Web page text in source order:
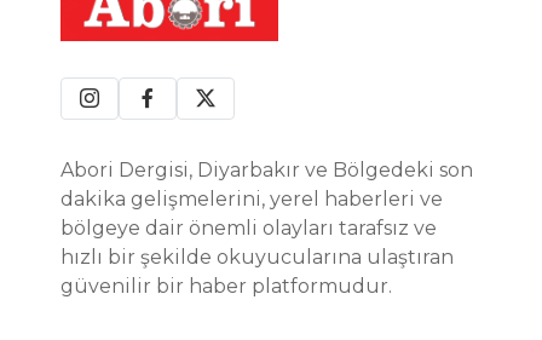
Abori Dergisi, Diyarbakır ve Bölgedeki son
dakika gelişmelerini, yerel haberleri ve
bölgeye dair önemli olayları tarafsız ve
hızlı bir şekilde okuyucularına ulaştıran
güvenilir bir haber platformudur.